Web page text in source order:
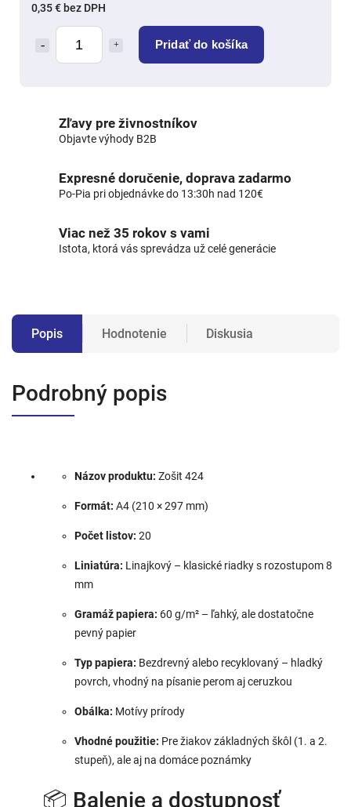
0,35 € bez DPH
Pridať do košíka
Zľavy pre živnostníkov
Objavte výhody B2B
Expresné doručenie, doprava zadarmo
Po-Pia pri objednávke do 13:30h nad 120€
Viac než 35 rokov s vami
Istota, ktorá vás sprevádza už celé generácie
Popis Hodnotenie Diskusia
Podrobný popis
Názov produktu: Zošit 424
Formát: A4 (210 × 297 mm)
Počet listov: 20
Liniatúra: Linajkový – klasické riadky s rozostupom 8
mm
Gramáž papiera: 60 g/m² – ľahký, ale dostatočne
pevný papier
Typ papiera: Bezdrevný alebo recyklovaný – hladký
povrch, vhodný na písanie perom aj ceruzkou
Obálka: Motívy prírody
Vhodné použitie: Pre žiakov základných škôl (1. a 2.
stupeň), ale aj na domáce poznámky
📦 Balenie a dostupnosť